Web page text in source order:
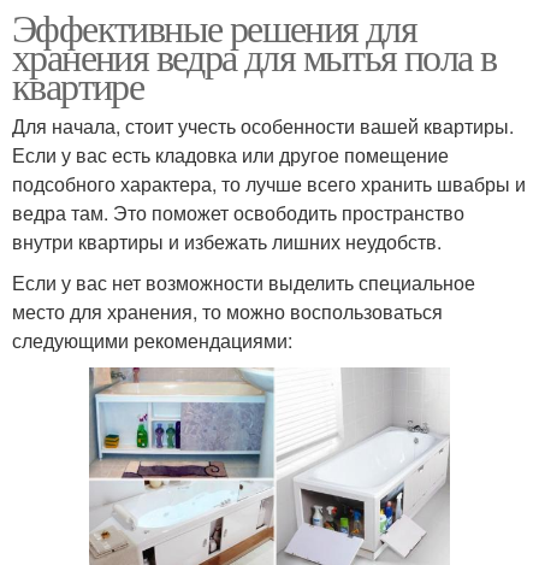
Эффективные решения для
хранения ведра для мытья пола в
квартире
Для начала, стоит учесть особенности вашей квартиры.
Если у вас есть кладовка или другое помещение
подсобного характера, то лучше всего хранить швабры и
ведра там. Это поможет освободить пространство
внутри квартиры и избежать лишних неудобств.
Если у вас нет возможности выделить специальное
место для хранения, то можно воспользоваться
следующими рекомендациями: